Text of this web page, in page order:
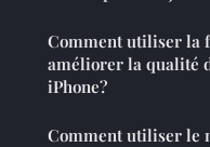
Comment utiliser la
améliorer la qualité
iPhone?
Comment utiliser le